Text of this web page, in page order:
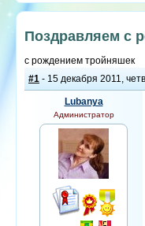
Поздравляем с
с рождением тройняшек
#1 - 15 декабря 2011,
Lubanya
Администратор